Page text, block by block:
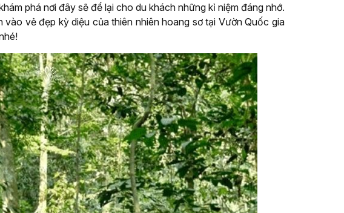
phá nơi đây sẽ để lại cho du khách những kỉ niệm đáng nhớ.
vào vẻ đẹp kỳ diệu của thiên nhiên hoang sơ tại Vườn Quốc gia